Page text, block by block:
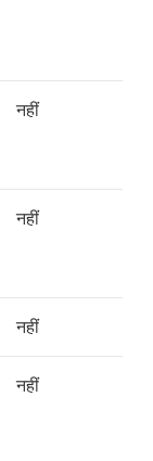
नहीं
नहीं
नहीं
नहीं